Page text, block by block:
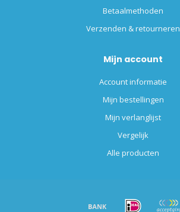
Betaalmethoden
Verzenden & retourneren
Mijn account
Account informatie
Mijn bestellingen
Mijn verlanglijst
Vergelijk
Alle producten